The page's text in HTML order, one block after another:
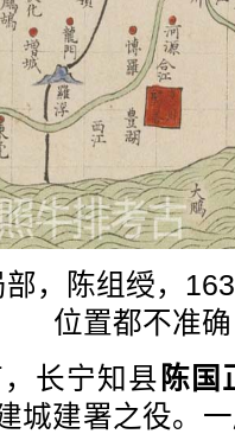
，陈组绶，
位置都不准确
长宁知县 陈国
城建署之役。